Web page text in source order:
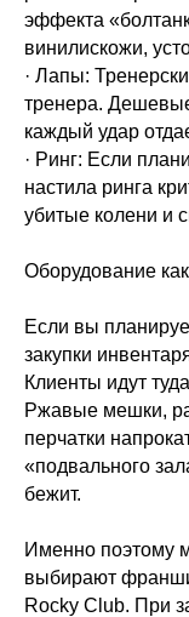
эффекта
винилискожи,
· Лапы:
тренера.
каждый удар
· Ринг: Если
настила ринга
убитые колени и
Оборудование
Если вы
закупки
Клиенты идут
Ржавые мешки,
перчатки
«подвального
бежит.
Именно поэтому
выбирают
Rocky Club. При